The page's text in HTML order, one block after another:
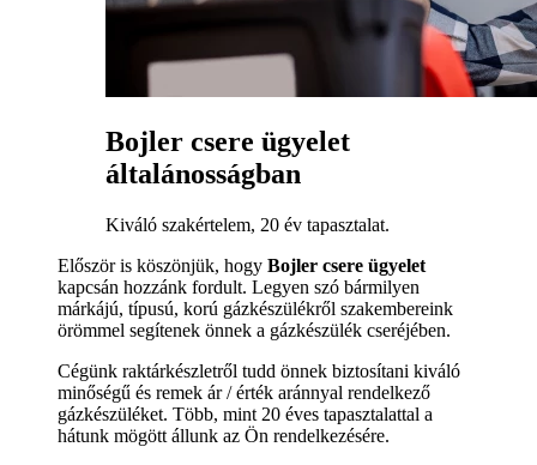
Bojler csere ügyelet
általánosságban
Kiváló szakértelem, 20 év tapasztalat.
Először is köszönjük, hogy Bojler csere ügyelet
kapcsán hozzánk fordult. Legyen szó bármilyen
márkájú, típusú, korú gázkészülékről szakembereink
örömmel segítenek önnek a gázkészülék cseréjében.
Cégünk raktárkészletről tudd önnek biztosítani kiváló
minőségű és remek ár / érték aránnyal rendelkező
gázkészüléket. Több, mint 20 éves tapasztalattal a
hátunk mögött állunk az Ön rendelkezésére.